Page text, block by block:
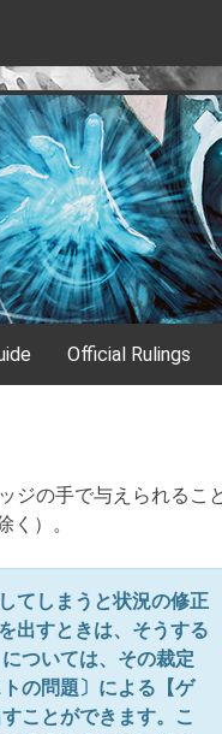
Official Rulings
ジの手で与えられるこ
）。
てしまうと状況の修正
出すときは、そうする
ついては、その裁定
の問題〕による【ゲ
ことができます。こ